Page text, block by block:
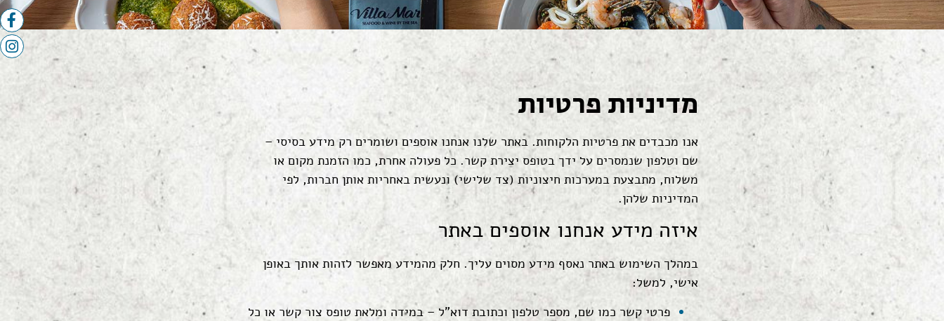
מדיניות פרטיות
אנו מכבדים את פרטיות הלקוחות. באתר שלנו אנחנו אוספים ושומרים רק מידע בסיסי –
שם וטלפון שנמסרים על ידך בטופס יצירת קשר. כל פעולה אחרת, כמו הזמנת מקום או
משלוח, מתבצעת במערכות חיצוניות (צד שלישי) ונעשית באחריות אותן חברות, לפי
המדיניות שלהן.
איזה מידע אנחנו אוספים באתר
במהלך השימוש באתר נאסף מידע מסוים עליך. חלק מהמידע מאפשר לזהות אותך באופן
אישי, למשל:
פרטי קשר כמו שם, מספר טלפון וכתובת דוא"ל – במידה ומלאת טופס צור קשר או כל